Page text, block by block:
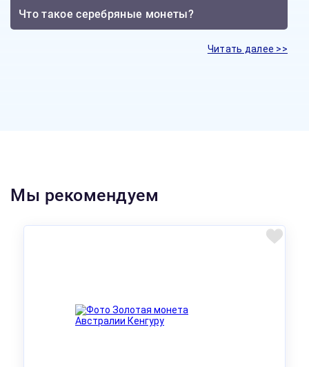
Что такое серебряные монеты?
Читать далее >>
Мы рекомендуем